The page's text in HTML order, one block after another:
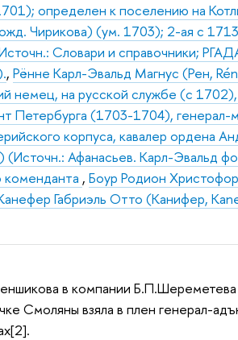
определен к поселению на
Чирикова) (ум. 1703); 2-ая с
Словари и справочники;
,Рённе Карл-Эвальд Магнус (Рен,
немец, на русской службе (с 1702),
Петербурга (1703-1704), генерал-
корпуса, кавалер ордена
Афанасьев. Карл-Эвальд
коменданта ,Боур Родион
Габриэль Отто (Канифер,
в компании Б.П.Шереметева
Смоляны взяла в плен генерал-